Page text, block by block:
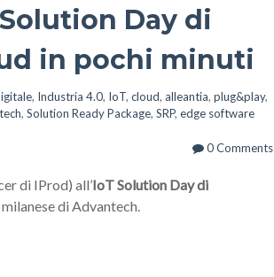
Day di
in pochi minuti
, Industria 4.0, IoT, cloud, alleantia, plug&play,
, Solution Ready Package, SRP, edge software
0 Comments
di IProd) all’IoT Solution Day di
di Advantech.